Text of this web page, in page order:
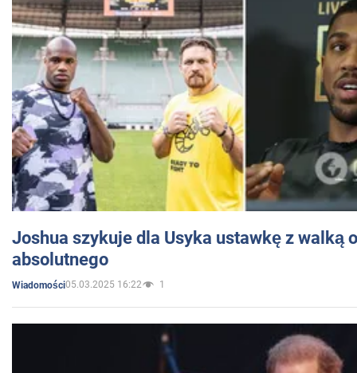
Joshua szykuje dla Usyka ustawkę z walką
absolutnego
Wiadomości05.03.2025 16:22 1